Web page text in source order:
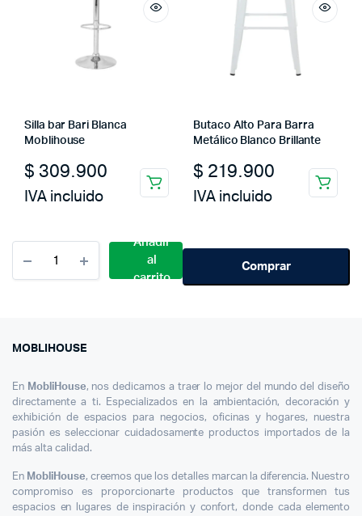
Silla bar Bari Blanca
Moblihouse
$ 309.900
IVA incluido
Butaco Alto Para Barra
Metálico Blanco Brillante
$ 219.900
IVA incluido
X2
Ajustable
Añadir
al
carrito
Comprar
MOBLIHOUSE
En MobliHouse, nos dedicamos a traer lo mejor del mundo del diseño
directamente a ti. Especializados en la ambientación, decoración y
exhibición de espacios para negocios, oficinas y hogares, nuestra
pasión es seleccionar cuidadosamente productos importados de la
más alta calidad.
En MobliHouse, creemos que los detalles marcan la diferencia. Nuestro
compromiso es proporcionarte productos que transformen tus
espacios en lugares de inspiración y confort, donde cada elemento